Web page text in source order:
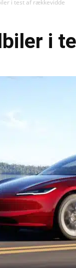
i test af rækkevidde
i